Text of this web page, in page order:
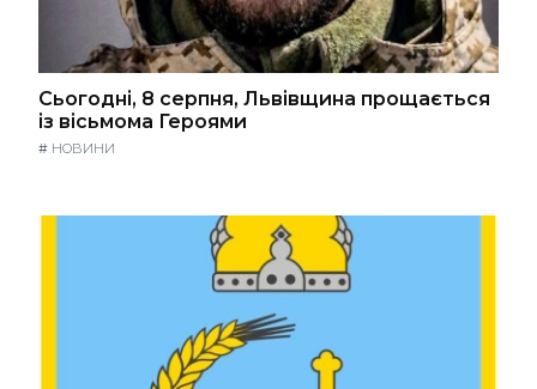
Сьогодні, 8 серпня, Львівщина прощається
із вісьмома Героями
# НОВИНИ